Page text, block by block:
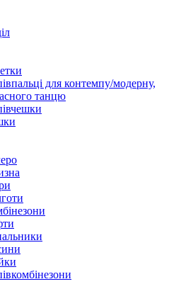
для контемпу/модерну,
танцю